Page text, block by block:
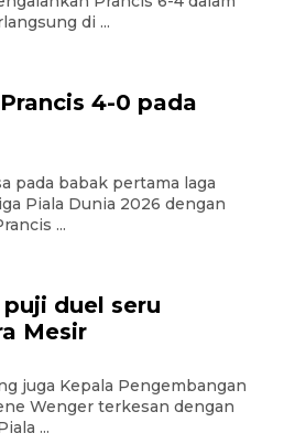
di ...
4-0 pada
pada babak pertama laga
Piala Dunia 2026 dengan
...
duel seru
Mesir
juga Kepala Pengembangan
Wenger terkesan dengan
...